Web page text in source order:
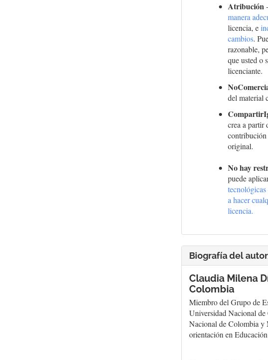
Atribución
manera
licencia, e
cambios.
razonable,
que usted o
licenciante.
del material
crea a partir
original.
No hay
puede
a hacer
licencia.
Biografía del
Claudia Milena
Colombia
Miembro del Grupo de
Universidad Nacional
Nacional de Colombia y
orientación en